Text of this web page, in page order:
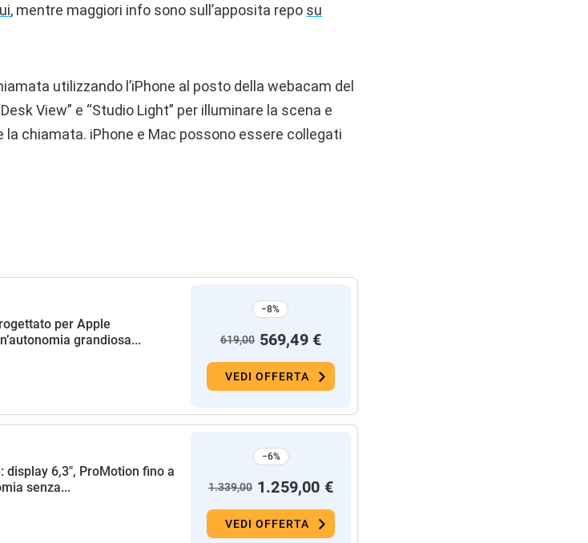
, mentre maggiori info sono sull’apposita repo su
utilizzando l’iPhone al posto della webacam del
View” e “Studio Light” per illuminare la scena e
chiamata. iPhone e Mac possono essere collegati
per Apple
grandiosa...
−8%
619,00 569,49 €
VEDI OFFERTA
display 6,3", ProMotion fino a
senza...
−6%
1.339,00 1.259,00 €
VEDI OFFERTA